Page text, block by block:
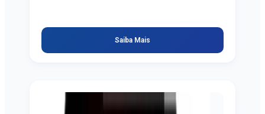
Saiba Mais